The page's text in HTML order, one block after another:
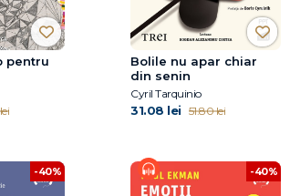
pentru
Bolile nu apar chiar
din senin
Cyril Tarquinio
31.08 lei 51.80 lei
-40% -40%